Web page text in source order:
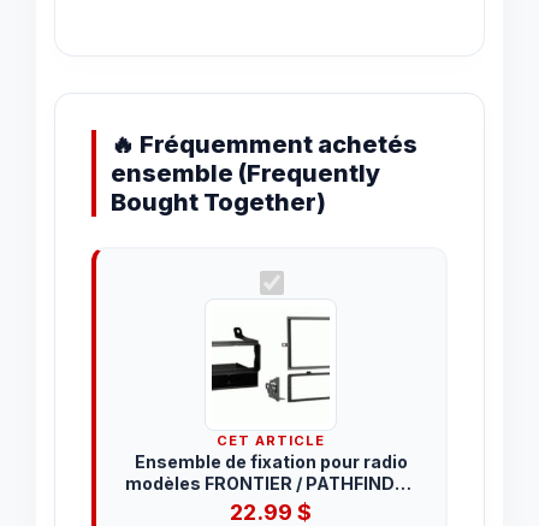
🔥 Fréquemment achetés
ensemble (Frequently
Bought Together)
CET ARTICLE
Ensemble de fixation pour radio
modèles FRONTIER / PATHFINDER
/ XTERRA 2005-2013
22.99$